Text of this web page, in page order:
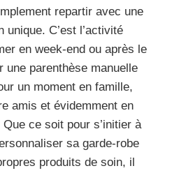
repartir avec une
unique. C’est l’activité
en week-end ou après le
une parenthèse manuelle
un moment en famille,
amis et évidemment en
ce soit pour s’initier à
sa garde-robe
produits de soin, il